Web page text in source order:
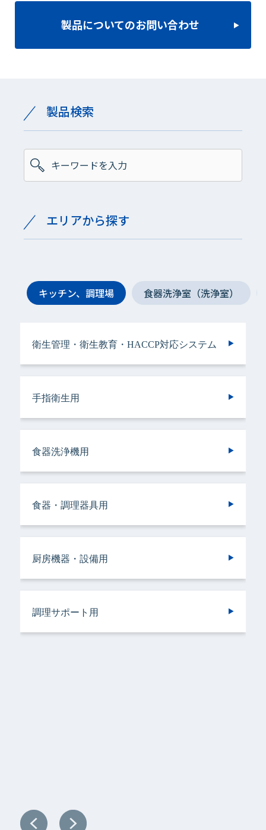
製品についてのお問い合わせ
製品検索
エリアから探す
キッチン、調理場 食器洗浄室（洗浄室）
衛生管理・衛生教育・HACCP対応システム
手指衛生用
食器洗浄機用
食器・調理器具用
厨房機器・設備用
調理サポート用
手指衛生用
食器洗浄機用
手指衛生用
トイレ用
衛生管理・衛生教育・HACCP対応システム
手指衛生用
施設用
手指衛生用
施設用
トイレ用
ヘアケア＆ボディケア用
バスルーム用
ヘアケア＆ボディケア用
バスルーム用
衣類用
手指衛生用
食器・調理器具用
厨房機器・設備用
調理サポート用
衣類用
容器洗浄機用
手指衛生用
トイレ用
ング用
ドライクリーニング用
リネンサプライ用
手指衛生用
トイレ用
ング用
ドライクリーニング用
リネンサプライ用